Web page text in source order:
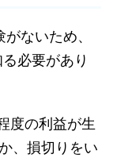
ないため、
必要があり
度の利益が生
、損切りをい